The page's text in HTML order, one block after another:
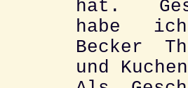
hat.
habe
Becker
und